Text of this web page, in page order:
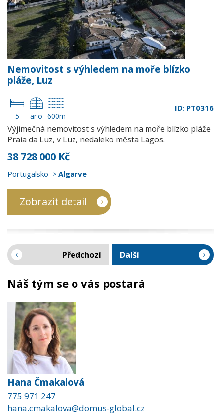
Nemovitost s výhledem na moře blízko
pláže, Luz
5 ano 600m
ID: PT0316
Výjimečná nemovitost s výhledem na moře blízko pláže
Praia da Luz, v Luz, nedaleko města Lagos.
38 728 000 Kč
Portugalsko Algarve
Zobrazit detail
Předchozí Další
Náš tým se o vás postará
Hana Čmakalová
775 971 247
hana.cmakalova@domus-global.cz